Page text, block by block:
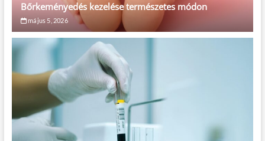
Bőrkeményedés kezelése természetes módon
május 5, 2026